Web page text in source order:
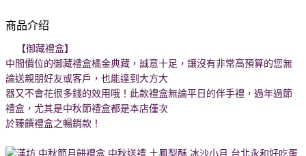
商品介绍
【御藏禮盒】
中間價位的御藏禮盒橘金典藏，誠意十足，讓沒有非常高預算的您無
論送親朋好友或客戶，也能達到大方大
器又不會花很多錢的效用哦！此款禮盒無論平日的伴手禮，過年過節
禮盒，尤其是中秋節禮盒都是本店僅次
於臻饌禮盒之暢銷款！